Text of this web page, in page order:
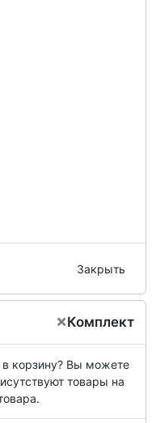
Закрыть
×Комплект
корзину? Вы можете
товары на